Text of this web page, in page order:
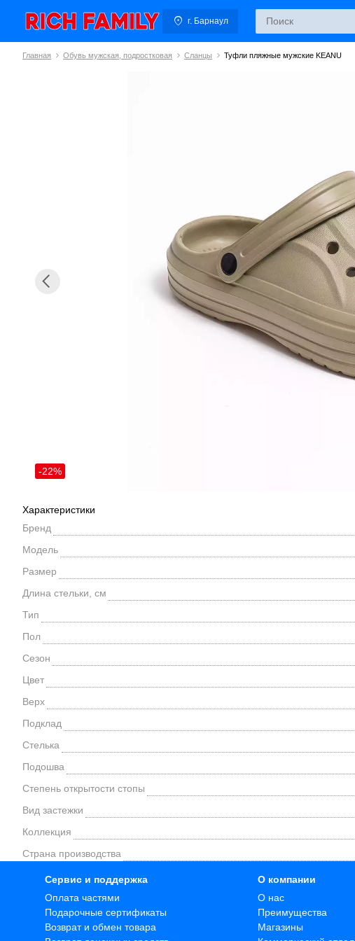
г. Барнаул
Главная Обувь мужская, подростковая Сланцы Туфли пляжные мужские KEANU
-22%
Характеристики
Бренд
Модель
Размер
Длина стельки, см
Тип
Пол
Сезон
Цвет
Верх
Подклад
Стелька
Подошва
Степень открытости стопы
Вид застежки
Коллекция
Страна производства
Сервис и поддержка
Оплата частями
Подарочные сертификаты
Возврат и обмен товара
О компании
О нас
Преимущества
Магазины